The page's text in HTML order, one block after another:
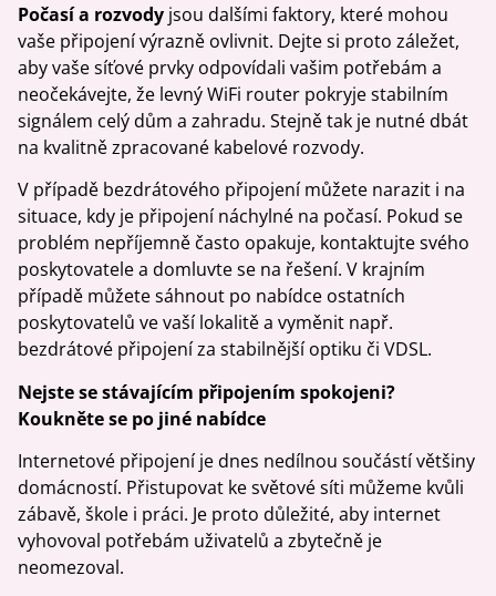
Počasí a rozvody jsou dalšími faktory, které mohou
vaše připojení výrazně ovlivnit. Dejte si proto záležet,
aby vaše síťové prvky odpovídali vašim potřebám a
neočekávejte, že levný WiFi router pokryje stabilním
signálem celý dům a zahradu. Stejně tak je nutné dbát
na kvalitně zpracované kabelové rozvody.
V případě bezdrátového připojení můžete narazit i na
situace, kdy je připojení náchylné na počasí. Pokud se
problém nepříjemně často opakuje, kontaktujte svého
poskytovatele a domluvte se na řešení. V krajním
případě můžete sáhnout po nabídce ostatních
poskytovatelů ve vaší lokalitě a vyměnit např.
bezdrátové připojení za stabilnější optiku či VDSL.
Nejste se stávajícím připojením spokojeni?
Koukněte se po jiné nabídce
Internetové připojení je dnes nedílnou součástí většiny
domácností. Přistupovat ke světové síti můžeme kvůli
zábavě, škole i práci. Je proto důležité, aby internet
vyhovoval potřebám uživatelů a zbytečně je
neomezoval.